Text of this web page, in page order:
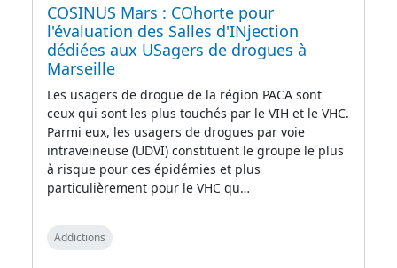
COSINUS Mars : COhorte pour
l'évaluation des Salles d'INjection
dédiées aux USagers de drogues à
Marseille
Les usagers de drogue de la région PACA sont
ceux qui sont les plus touchés par le VIH et le VHC.
Parmi eux, les usagers de drogues par voie
intraveineuse (UDVI) constituent le groupe le plus
à risque pour ces épidémies et plus
particulièrement pour le VHC qu…
Addictions